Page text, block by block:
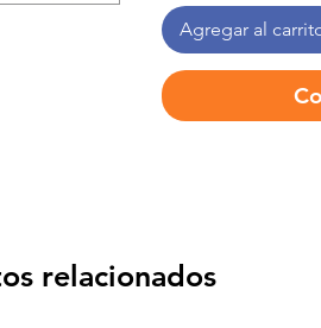
Agregar al
relacionados